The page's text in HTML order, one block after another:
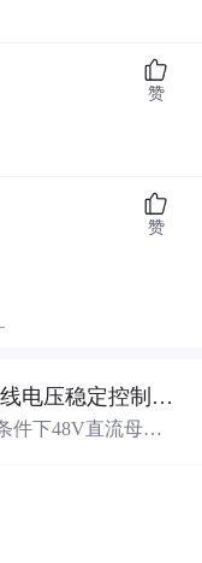
赞
赞
间歇性光伏出力下 48V 直流母线电压稳定控制及储能双向充放电闭环调控体系研究（Simulink仿真实现）
件下48V直流母线
向DC-DC变换器
，结合光伏最大功